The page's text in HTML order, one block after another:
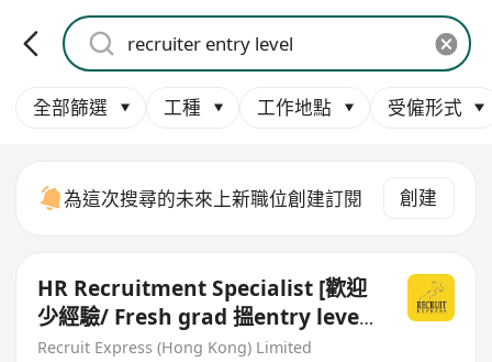
全部篩選 工種 工作地點 受僱形式
為這次搜尋的未來上新職位創建訂閱 創建
HR Recruitment Specialist [歡迎
少經驗/ Fresh grad 搵entry level
工]
Recruit Express (Hong Kong) Limited